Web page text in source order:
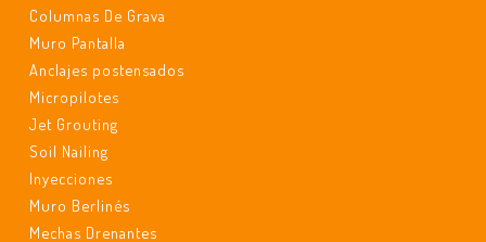
Columnas De Grava
Muro Pantalla
Anclajes postensados
Micropilotes
Jet Grouting
Soil Nailing
Inyecciones
Muro Berlinés
Mechas Drenantes